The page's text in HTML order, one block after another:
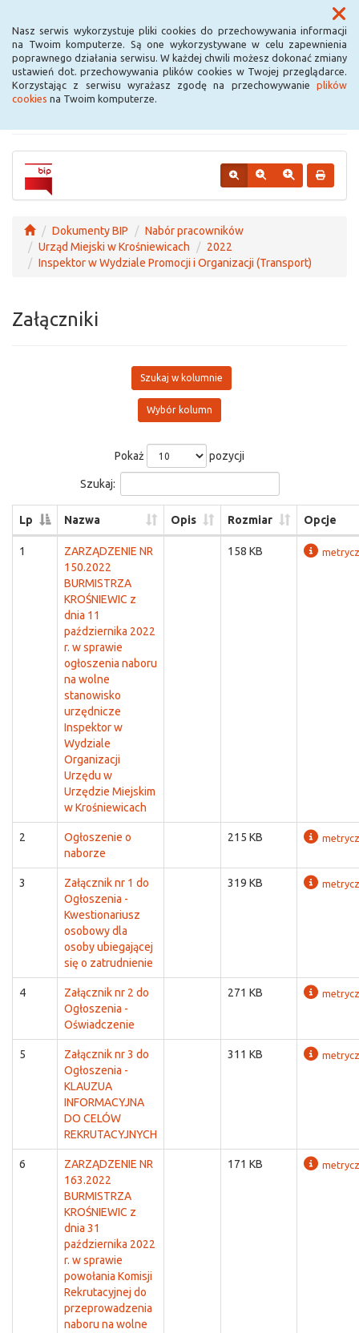
Nasz serwis wykorzystuje pliki cookies do przechowywania informacji
na Twoim komputerze. Są one wykorzystywane w celu zapewnienia
poprawnego działania serwisu. W każdej chwili możesz dokonać zmiany
ustawień dot. przechowywania plików cookies w Twojej przeglądarce.
Korzystając z serwisu wyrażasz zgodę na przechowywanie plików
cookies na Twoim komputerze.
Menu
Urząd Miejski w
Krośniewicach
Dokumenty BIP
Nabór pracowników
Urząd Miejski w Krośniewicach
2022
Inspektor w Wydziale Promocji i Organizacji (Transport)
Załączniki
Szukaj w kolumnie
Wybór kolumn
Pokaż pozycji
Szukaj:
Lp Nazwa Opis Rozmiar Opcje
1
ZARZĄDZENIE NR
150.2022
BURMISTRZA
KROŚNIEWIC z
dnia 11
października 2022
r. w sprawie
ogłoszenia naboru
na wolne
stanowisko
urzędnicze
Inspektor w
Wydziale
Organizacji
Urzędu w
Urzędzie Miejskim
w Krośniewicach
158 KB
2
Ogłoszenie o
naborze
215 KB
3
Załącznik nr 1 do
Ogłoszenia -
Kwestionariusz
osobowy dla
osoby ubiegającej
się o zatrudnienie
319 KB
4
Załącznik nr 2 do
Ogłoszenia -
Oświadczenie
271 KB
5
Załącznik nr 3 do
Ogłoszenia -
KLAUZUA
INFORMACYJNA
DO CELÓW
REKRUTACYJNYCH
311 KB
6
ZARZĄDZENIE NR
163.2022
BURMISTRZA
KROŚNIEWIC z
dnia 31
października 2022
r. w sprawie
powołania Komisji
Rekrutacyjnej do
przeprowadzenia
naboru na wolne
171 KB